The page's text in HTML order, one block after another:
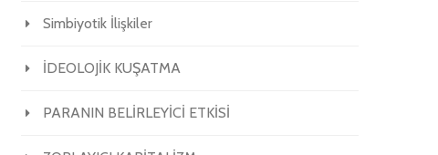
Simbiyotik İlişkiler
İDEOLOJİK KUŞATMA
PARANIN BELİRLEYİCİ ETKİSİ